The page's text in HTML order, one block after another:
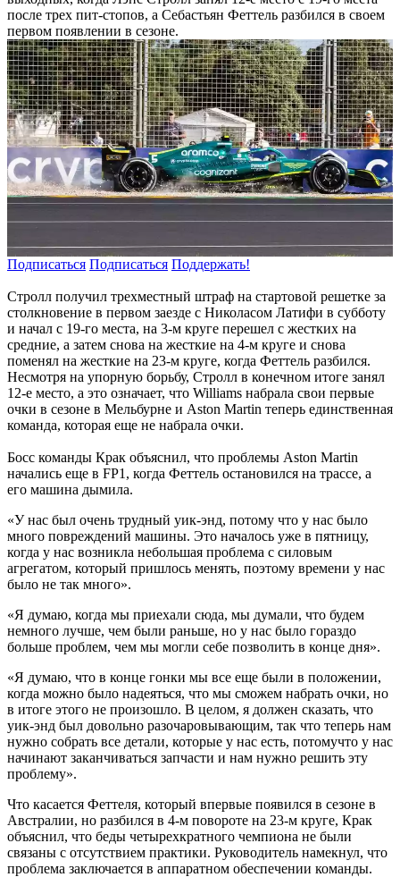
после трех пит-стопов, а Себастьян Феттель разбился в своем
первом появлении в сезоне.
Подписаться Подписаться Поддержать!
Стролл получил трехместный штраф на стартовой решетке за
столкновение в первом заезде с Николасом Латифи в субботу
и начал с 19-го места, на 3-м круге перешел с жестких на
средние, а затем снова на жесткие на 4-м круге и снова
поменял на жесткие на 23-м круге, когда Феттель разбился.
Несмотря на упорную борьбу, Стролл в конечном итоге занял
12-е место, а это означает, что Williams набрала свои первые
очки в сезоне в Мельбурне и Aston Martin теперь единственная
команда, которая еще не набрала очки.
Босс команды Крак объяснил, что проблемы Aston Martin
начались еще в FP1, когда Феттель остановился на трассе, а
его машина дымила.
«У нас был очень трудный уик-энд, потому что у нас было
много повреждений машины. Это началось уже в пятницу,
когда у нас возникла небольшая проблема с силовым
агрегатом, который пришлось менять, поэтому времени у нас
было не так много».
«Я думаю, когда мы приехали сюда, мы думали, что будем
немного лучше, чем были раньше, но у нас было гораздо
больше проблем, чем мы могли себе позволить в конце дня».
«Я думаю, что в конце гонки мы все еще были в положении,
когда можно было надеяться, что мы сможем набрать очки, но
в итоге этого не произошло. В целом, я должен сказать, что
уик-энд был довольно разочаровывающим, так что теперь нам
нужно собрать все детали, которые у нас есть, потомучто у нас
начинают заканчиваться запчасти и нам нужно решить эту
проблему».
Что касается Феттеля, который впервые появился в сезоне в
Австралии, но разбился в 4-м повороте на 23-м круге, Крак
объяснил, что беды четырехкратного чемпиона не были
связаны с отсутствием практики. Руководитель намекнул, что
проблема заключается в аппаратном обеспечении команды.